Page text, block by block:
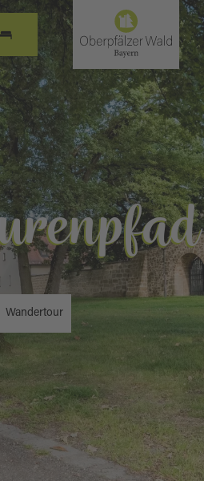
Wandertour